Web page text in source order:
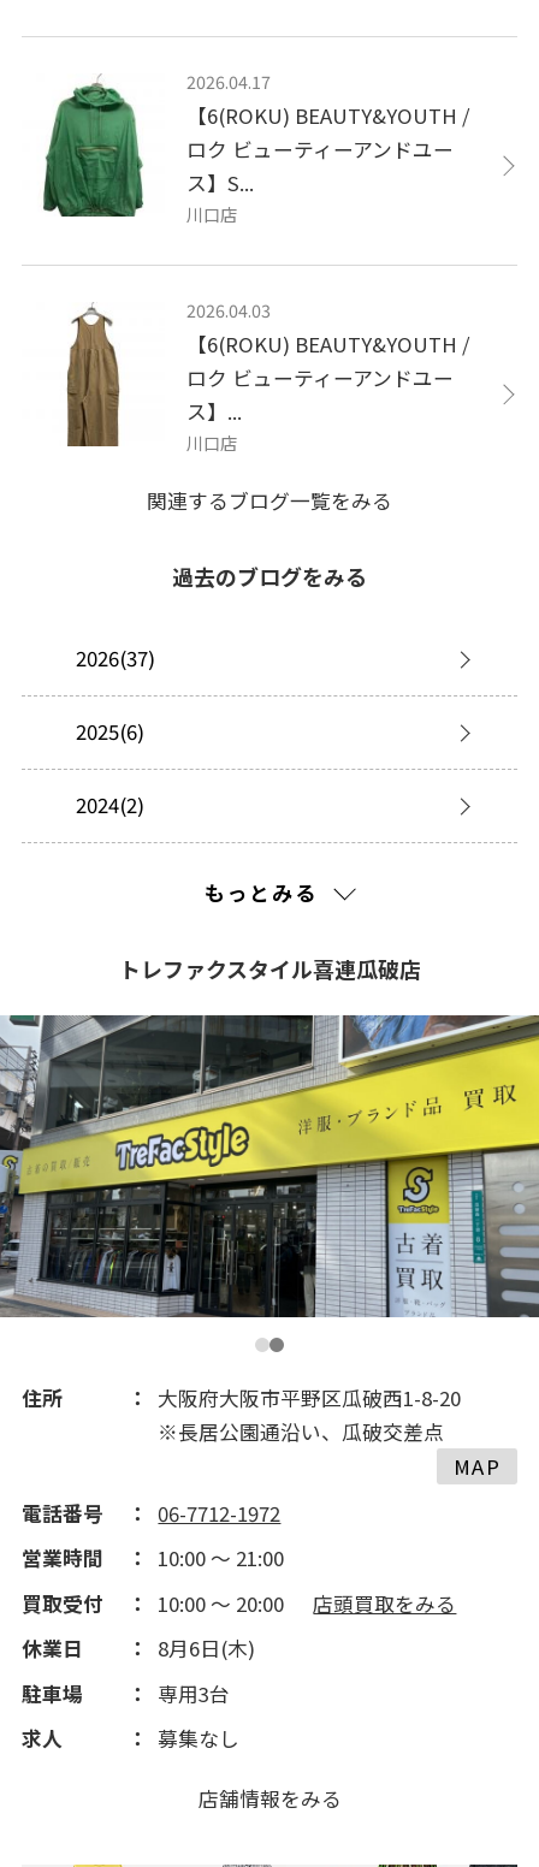
2026.04.17
【6(ROKU) BEAUTY&YOUTH /
ロク ビューティーアンドユー
ス】S...
川口店
2026.04.03
【6(ROKU) BEAUTY&YOUTH /
ロク ビューティーアンドユー
ス】...
川口店
関連するブログ一覧をみる
過去のブログをみる
2026(37)
2025(6)
2024(2)
もっとみる
トレファクスタイル喜連瓜破店
住所
大阪府大阪市平野区瓜破西1-8-20
※長居公園通沿い、瓜破交差点
MAP
電話番号
06-7712-1972
営業時間
10:00 ～ 21:00
買取受付
10:00 ～ 20:00
店頭買取をみる
休業日
8月6日(木)
駐車場
専用3台
求人
募集なし
店舗情報をみる